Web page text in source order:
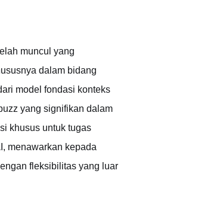
muncul yang
dalam bidang
model fondasi konteks
yang signifikan dalam
khusus untuk tugas
menawarkan kepada
fleksibilitas yang luar